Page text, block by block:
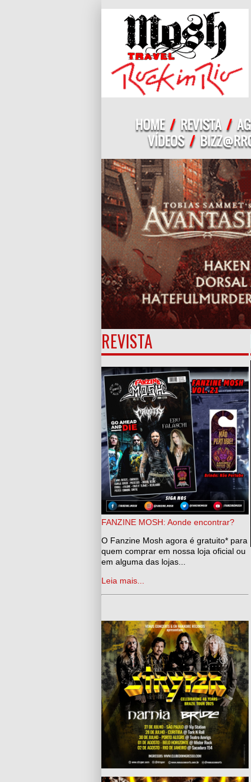
REVISTA
FANZINE MOSH: Aonde encontrar?
O Fanzine Mosh agora é gratuito* para
quem comprar em nossa loja oficial ou
em alguma das lojas...
Leia mais...
Adeus Ozzy Osbourne